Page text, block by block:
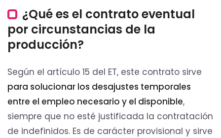
¿Qué es el contrato eventual
por circunstancias de la
producción?
Según el artículo 15 del ET, este contrato sirve
para solucionar los desajustes temporales
entre el empleo necesario y el disponible,
siempre que no esté justificada la contratación
de indefinidos. Es de carácter provisional y sirve